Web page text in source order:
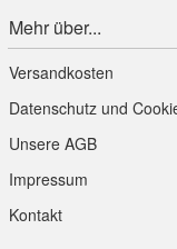
Mehr über...
Versandkosten
Datenschutz und
Unsere AGB
Impressum
Kontakt